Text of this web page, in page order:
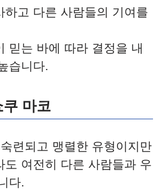
하고 다른 사람들의 기여를
믿는 바에 따라 결정을 내
습니다.
쿠 마코
련되고 맹렬한 유형이지만
도 여전히 다른 사람들과 우
다.